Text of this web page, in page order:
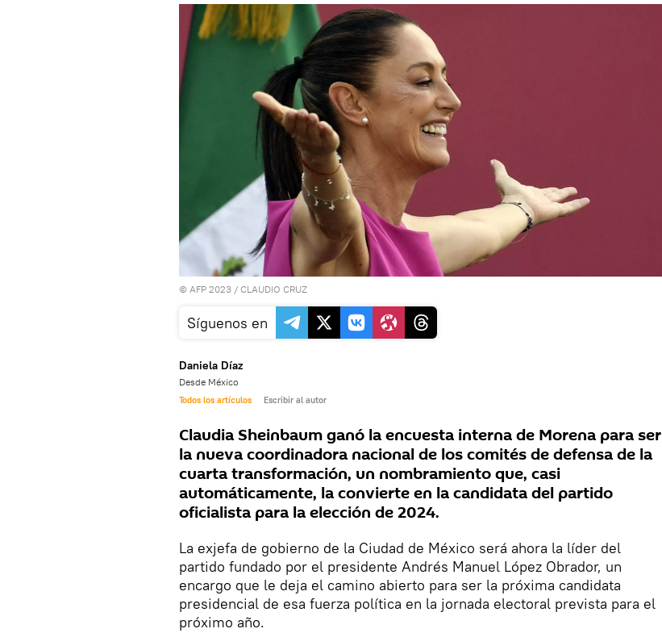
© AFP 2023 / CLAUDIO CRUZ
Síguenos en
Daniela Díaz
Desde México
Todos los artículos Escribir al autor
Claudia Sheinbaum ganó la encuesta interna de Morena para ser
la nueva coordinadora nacional de los comités de defensa de la
cuarta transformación, un nombramiento que, casi
automáticamente, la convierte en la candidata del partido
oficialista para la elección de 2024.
La exjefa de gobierno de la Ciudad de México será ahora la líder del
partido fundado por el presidente Andrés Manuel López Obrador, un
encargo que le deja el camino abierto para ser la próxima candidata
presidencial de esa fuerza política en la jornada electoral prevista para el
próximo año.